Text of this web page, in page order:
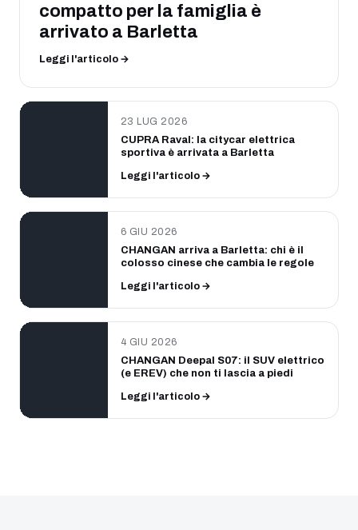
compatto per la famiglia è
arrivato a Barletta
Leggi l'articolo →
23 LUG 2026
CUPRA Raval: la citycar elettrica
sportiva è arrivata a Barletta
Leggi l'articolo →
6 GIU 2026
CHANGAN arriva a Barletta: chi è il
colosso cinese che cambia le regole
Leggi l'articolo →
4 GIU 2026
CHANGAN Deepal S07: il SUV elettrico
(e EREV) che non ti lascia a piedi
Leggi l'articolo →